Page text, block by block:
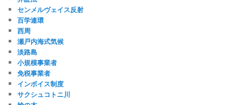
センメルヴェイス反射
百学連環
西周
瀬戸内海式気候
淡路島
小規模事業者
免税事業者
インボイス制度
サクシュコトニ川